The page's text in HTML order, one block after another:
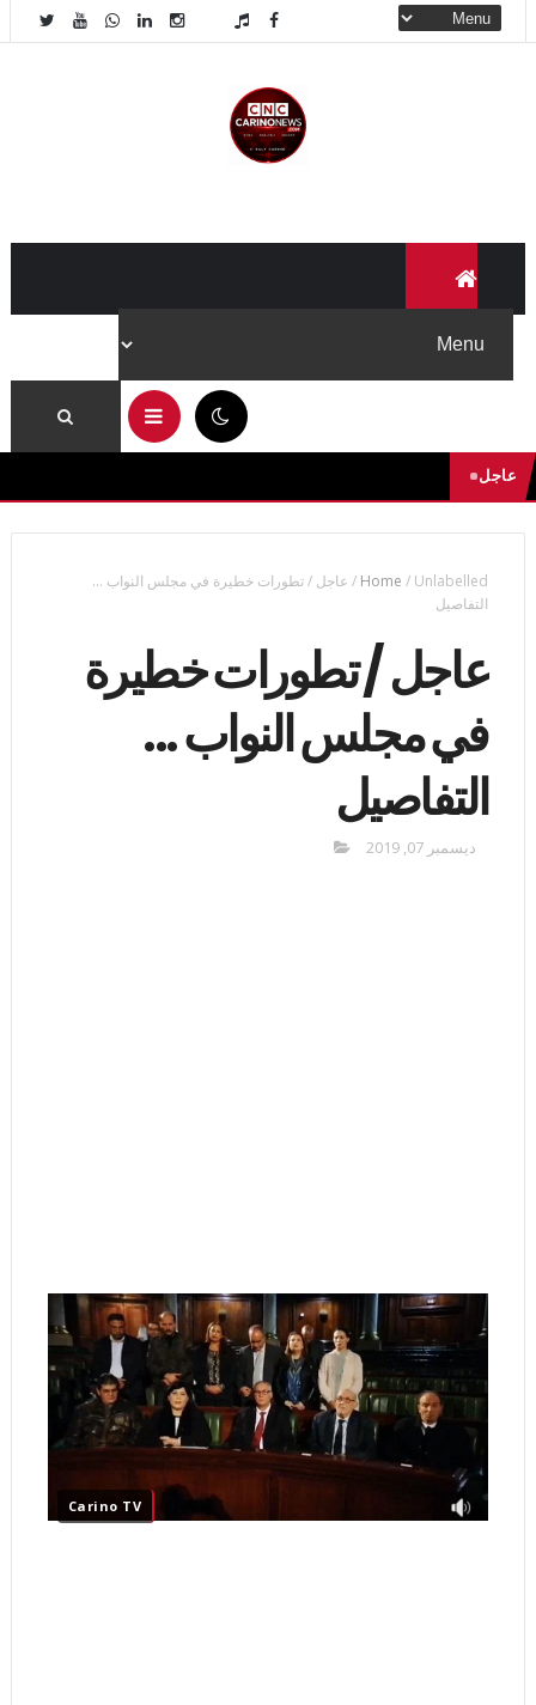
عاجل
Home / Unlabelled
/ عاجل / تطورات خطيرة في مجلس النواب ...
التفاصيل
عاجل / تطورات خطيرة
في مجلس النواب ...
التفاصيل
ديسمبر 07, 2019
Carino TV